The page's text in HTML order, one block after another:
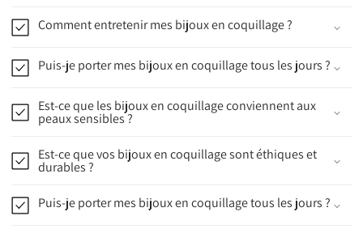
Comment entretenir mes bijoux en coquillage ?
Puis-je porter mes bijoux en coquillage tous les jours ?
Est-ce que les bijoux en coquillage conviennent aux
peaux sensibles ?
Est-ce que vos bijoux en coquillage sont éthiques et
durables ?
Puis-je porter mes bijoux en coquillage tous les jours ?